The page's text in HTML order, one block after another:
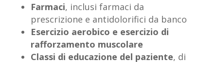
Farmaci, inclusi farmaci da
prescrizione e antidolorifici da banco
Esercizio aerobico e esercizio di
rafforzamento muscolare
Classi di educazione del paziente, di